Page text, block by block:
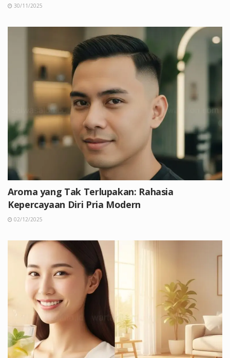
30/11/2025
Aroma yang Tak Terlupakan: Rahasia
Kepercayaan Diri Pria Modern
02/12/2025